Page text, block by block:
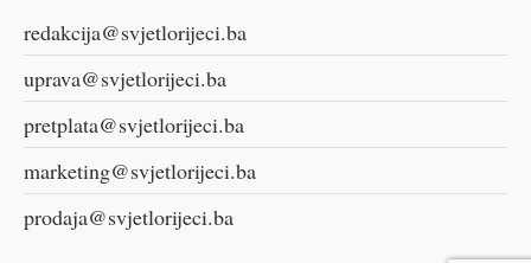
redakcija@svjetlorijeci.ba
uprava@svjetlorijeci.ba
pretplata@svjetlorijeci.ba
marketing@svjetlorijeci.ba
prodaja@svjetlorijeci.ba